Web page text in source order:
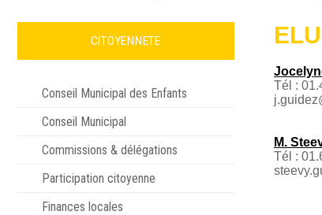
CITOYENNETE
Conseil Municipal des Enfants
Conseil Municipal
Commissions & délégations
Participation citoyenne
Finances locales
Tél :
M.
Tél :